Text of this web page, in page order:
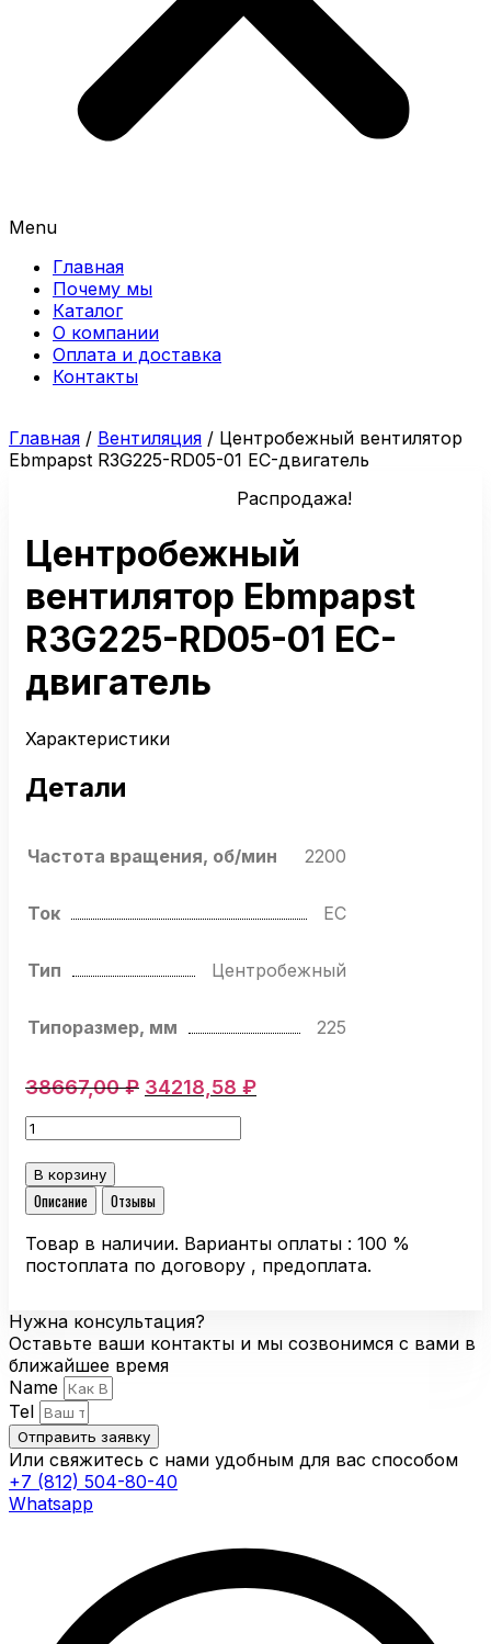
Menu
Главная
Почему мы
Каталог
О компании
Оплата и доставка
Контакты
Главная / Вентиляция / Центробежный вентилятор
Ebmpapst R3G225-RD05-01 EC-двигатель
Распродажа!
Центробежный
вентилятор Ebmpapst
R3G225-RD05-01 EC-
двигатель
Характеристики
Детали
Частота вращения, об/мин 2200
Ток EC
Тип Центробежный
Типоразмер, мм 225
38667,00₽ Первоначальная
34218,58 ₽Текущая
Количество
товара
Центробежный
вентилятор
Ebmpapst
R3G225-
RD05-
01
двигатель
В корзину
Описание
Отзывы
Товар в наличии. Варианты оплаты : 100 %
постоплата по договору , предоплата.
Нужна консультация?
Оставьте ваши контакты и мы созвонимся с вами в
ближайшее время
Name
Tel
Отправить заявку
Или свяжитесь с нами удобным для вас способом
+7 (812) 504-80-40
Whatsapp